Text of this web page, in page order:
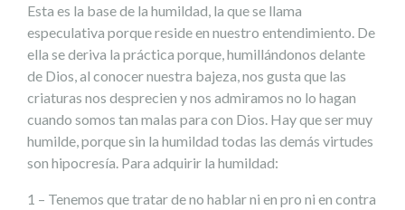
Esta es la base de la humildad, la que se llama
especulativa porque reside en nuestro entendimiento. De
ella se deriva la práctica porque, humillándonos delante
de Dios, al conocer nuestra bajeza, nos gusta que las
criaturas nos desprecien y nos admiramos no lo hagan
cuando somos tan malas para con Dios. Hay que ser muy
humilde, porque sin la humildad todas las demás virtudes
son hipocresía. Para adquirir la humildad:
1 – Tenemos que tratar de no hablar ni en pro ni en contra